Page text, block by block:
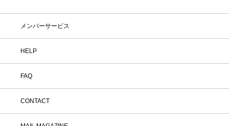
メンバーサービス
HELP
FAQ
CONTACT